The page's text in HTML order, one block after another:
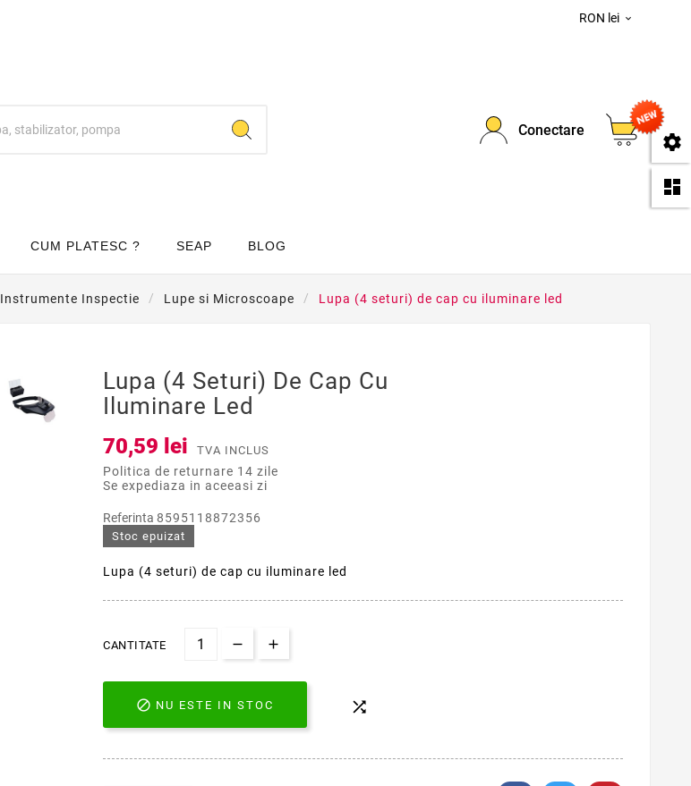
RON lei 
Conectare
0
CUM PLATESC ? SEAP BLOG
Instrumente Inspectie Lupe si Microscoape Lupa (4 seturi) de cap cu iluminare led
Lupa (4 Seturi) De Cap Cu
Iluminare Led
70,59 lei TVA INCLUS
Politica de returnare 14 zile
Se expediaza in aceeasi zi
Referinta 8595118872356
Stoc epuizat
Lupa (4 seturi) de cap cu iluminare led
CANTITATE
 NU ESTE IN STOC 